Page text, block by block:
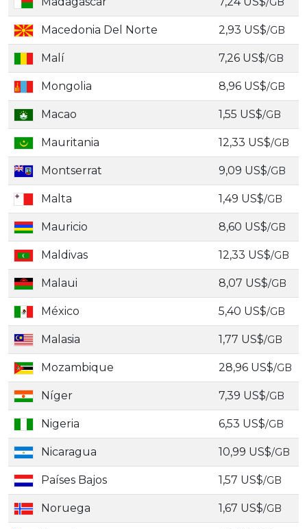
Macedonia Del Norte 2,93 US$/GB
Malí 7,26 US$/GB
Mongolia 8,96 US$/GB
Macao 1,55 US$/GB
Mauritania 12,33 US$/GB
Montserrat 9,09 US$/GB
Malta 1,49 US$/GB
Mauricio 8,60 US$/GB
Maldivas 12,33 US$/GB
Malaui 8,07 US$/GB
México 5,40 US$/GB
Malasia 1,77 US$/GB
Mozambique 28,96 US$/GB
Níger 7,39 US$/GB
Nigeria 6,53 US$/GB
Nicaragua 10,99 US$/GB
Países Bajos 1,57 US$/GB
Noruega 1,67 US$/GB